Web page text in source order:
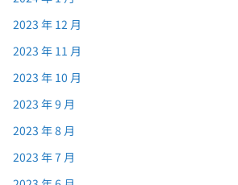
2023 年 12 月
2023 年 11 月
2023 年 10 月
2023 年 9 月
2023 年 8 月
2023 年 7 月